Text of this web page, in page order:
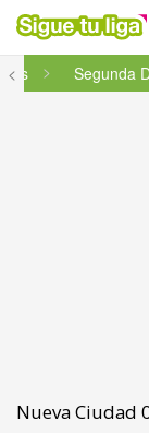
<
Nueva Ciudad